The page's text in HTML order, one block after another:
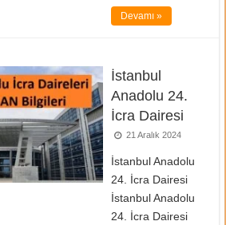
Devamı »
İstanbul
Anadolu 24.
İcra Dairesi
21 Aralık 2024
İstanbul Anadolu
24. İcra Dairesi
İstanbul Anadolu
24. İcra Dairesi